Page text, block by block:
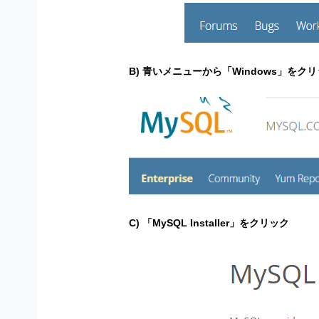
B) 青いメニューから「Windows」をクリ
C) 「MySQL Installer」をクリック